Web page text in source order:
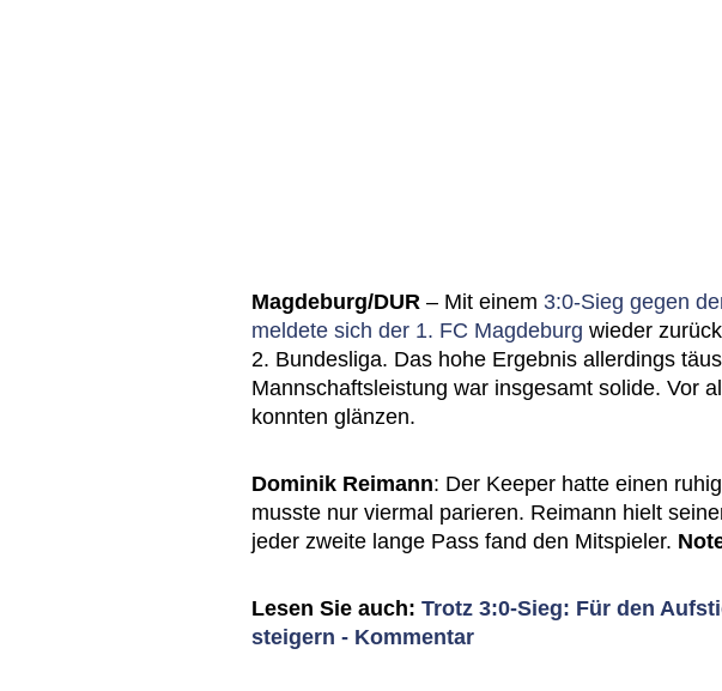
Magdeburg/DUR – Mit einem 3:0-Sieg gegen
meldete sich der 1. FC Magdeburg wieder
2. Bundesliga. Das hohe Ergebnis allerdings
Mannschaftsleistung war insgesamt solide. Vor
konnten glänzen.
Dominik Reimann: Der Keeper hatte einen
musste nur viermal parieren. Reimann hielt
jeder zweite lange Pass fand den Mitspieler.
Lesen Sie auch: Trotz 3:0-Sieg: Für den
steigern - Kommentar